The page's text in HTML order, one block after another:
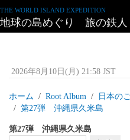
THE WORLD ISLAND EXPEDITION
地球の島めぐり 旅の鉄
2026年8月10日(月) 21:58 JST
ホーム Root Album
日本の
第27弾 沖縄県久米島
第27弾 沖縄県久米島